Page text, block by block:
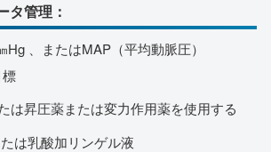
タ管理：
Hg 、またはMAP（平均動脈圧）
は昇圧薬または変力作用薬を使用する
は乳酸加リンゲル液